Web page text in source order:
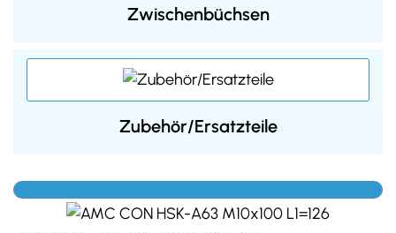
Zwischenbüchsen
Zubehör/Ersatzteile